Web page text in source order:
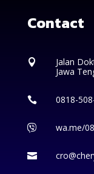
Contact

Jalan
Jawa
 0818-
 wa.me/
